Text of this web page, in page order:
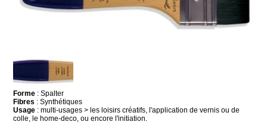
Forme : Spalter
Fibres : Synthétiques
Usage : multi-usages > les loisirs créatifs, l'application de vernis ou de
colle, le home-deco, ou encore l'initiation.